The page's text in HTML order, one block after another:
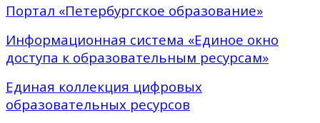
Портал «Петербургское образование»
Информационная система «Единое окно
доступа к образовательным ресурсам»
Единая коллекция цифровых
образовательных ресурсов